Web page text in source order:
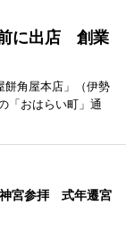
に出店 創業
餅角屋本店」（伊勢
「おはらい町」通
宮参拝 式年遷宮